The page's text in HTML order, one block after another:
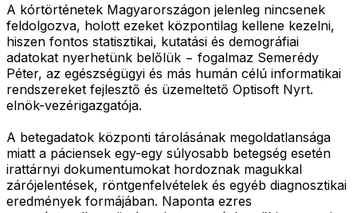
A kórtörténetek Magyarországon jelenleg nincsenek
feldolgozva, holott ezeket központilag kellene kezelni,
hiszen fontos statisztikai, kutatási és demográfiai
adatokat nyerhetünk belőlük − fogalmaz Semerédy
Péter, az egészségügyi és más humán célú informatikai
rendszereket fejlesztő és üzemeltető Optisoft Nyrt.
elnök-vezérigazgatója.
A betegadatok központi tárolásának megoldatlansága
miatt a páciensek egy-egy súlyosabb betegség esetén
irattárnyi dokumentumokat hordoznak magukkal
zárójelentések, röntgenfelvételek és egyéb diagnosztikai
eredmények formájában. Naponta ezres